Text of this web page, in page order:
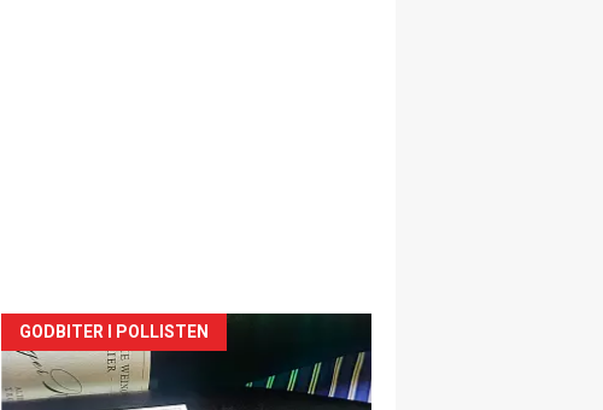
Forsiden
akkurat
GODBITER I POLLISTEN